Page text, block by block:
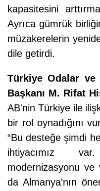
kapasitesini
Ayrıca gümrük
müzakerelerin
dile getirdi.
Türkiye Odalar
Başkanı M. Rifat
AB'nin Türkiye ile
bir rol oynadığını
“Bu desteğe şimdi
ihtiyacımız
modernizasyonu ve
da Almanya'nın